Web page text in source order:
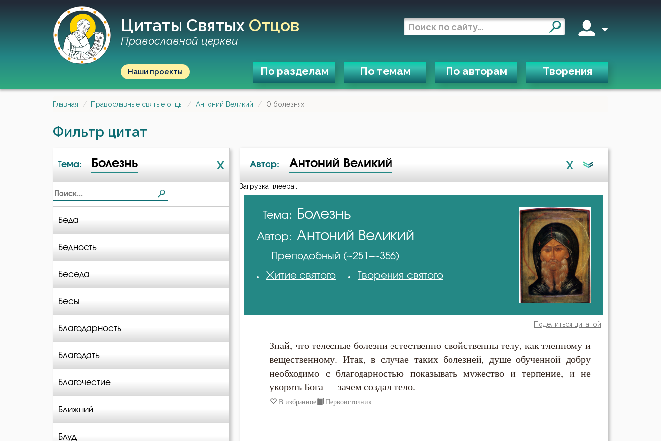
Цитаты Святых Отцов
Православной церкви
Наши проекты По разделам По темам По авторам Творения
Главная Православные святые отцы Антоний Великий О болезнях
Фильтр цитат
Тема: Болезнь X
Беда
Бедность
Беседа
Бесы
Благодарность
Благодать
Благочестие
Ближний
Блуд
Автор: Антоний Великий X
А-я
Авва Исайя (Скитский)
Амвросий Оптинский (Гренков)
Варсонофий Оптинский (Плиханков)
Василий Великий
Загрузка плеера...
Тема: Болезнь
Автор: Антоний Великий
Преподобный (~251–~356)
Житие святого
Творения святого
Поделиться цитатой
Знай, что телесные болезни естественно свойственны телу, как тленному и
вещественному. Итак, в случае таких болезней, душе обученной добру
необходимо с благодарностью показывать мужество и терпение, и не
укорять Бога — зачем создал тело.
В избранное Первоисточник